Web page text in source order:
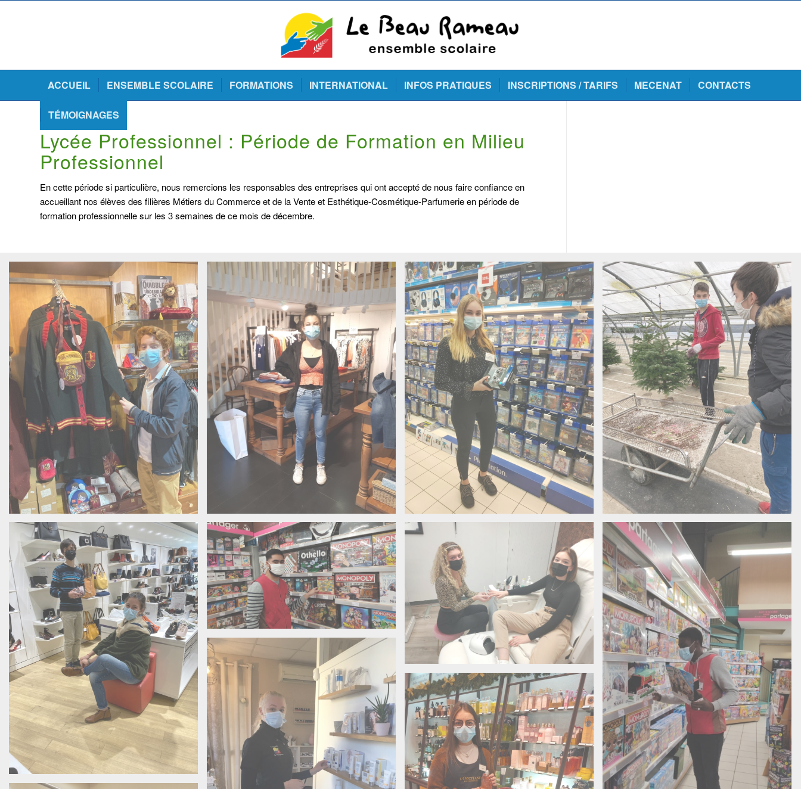
ACCUEIL ENSEMBLE SCOLAIRE FORMATIONS INTERNATIONAL INFOS PRATIQUES INSCRIPTIONS / TARIFS MECENAT CONTACTS
TÉMOIGNAGES
Lycée Professionnel : Période de Formation en Milieu
Professionnel
En cette période si particulière, nous remercions les responsables des entreprises qui ont accepté de nous faire confiance en
accueillant nos élèves des filières Métiers du Commerce et de la Vente et Esthétique-Cosmétique-Parfumerie en période de
formation professionnelle sur les 3 semaines de ce mois de décembre.